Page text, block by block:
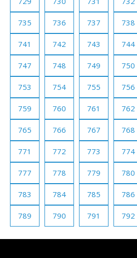
735 736 737 738
741 742 743 744
747 748 749 750
753 754 755 756
759 760 761 762
765 766 767 768
771 772 773 774
777 778 779 780
783 784 785 786
789 790 791 792